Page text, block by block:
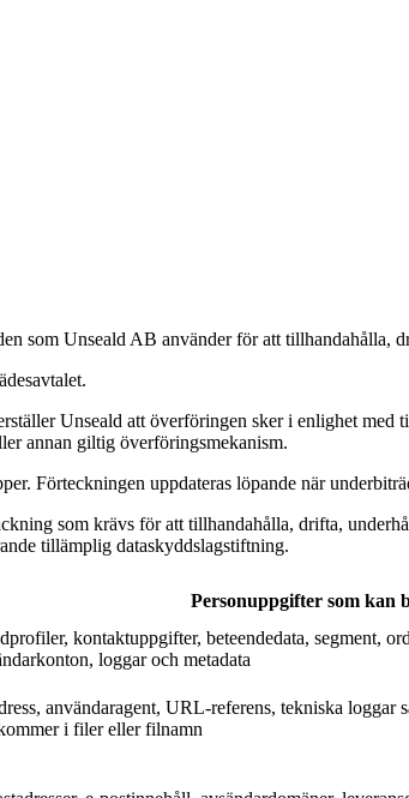
som Unseald AB använder för att tillhandahålla,
Unseald att överföringen sker i enlighet
annan giltig överföringsmekanism.
Förteckningen uppdateras löpande när
som krävs för att tillhandahålla, drifta,
tillämplig dataskyddslagstiftning.
Personuppgifter som kan
kontaktuppgifter, beteendedata, segment,
loggar och metadata
användaragent, URL-referens, tekniska loggar
i filer eller filnamn